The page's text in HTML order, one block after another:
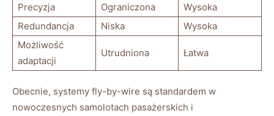
Precyzja
Ograniczona
Wysoka
Redundancja
Niska
Wysoka
Możliwość
adaptacji
Utrudniona Łatwa
Obecnie, systemy fly-by-wire‌ są standardem w⁢
nowoczesnych samolotach pasażerskich i